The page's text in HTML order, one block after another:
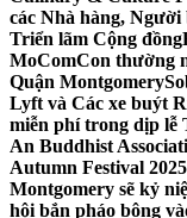
các Nhà hàng,
Triển lãm Cộng đồng
MoComCon thường
Quận Montgomery
Lyft và Các xe buýt
miễn phí trong dịp lễ
An Buddhist
Autumn Festival
Montgomery sẽ kỷ
hội bắn pháo bông